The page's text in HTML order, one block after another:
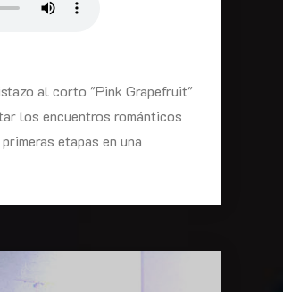
al corto "Pink Grapefruit"
los encuentros románticos
etapas en una